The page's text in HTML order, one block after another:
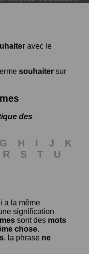
avec le
souhaiter sur
des
G H I J
K
R S T
U
a la même
signification
sont des mots
chose.
, la phrase ne